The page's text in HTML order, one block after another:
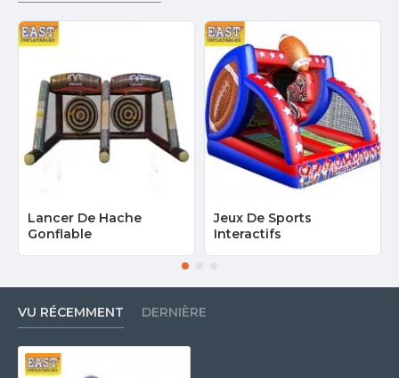
Lancer De Hache
Gonflable
Jeux De Sports
Interactifs
VU RÉCEMMENT DERNIÈRE